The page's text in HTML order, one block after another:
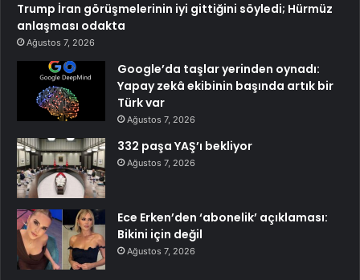
Trump İran görüşmelerinin iyi gittiğini söyledi; Hürmüz
anlaşması odakta
Ağustos 7, 2026
Google’da taşlar yerinden oynadı:
Yapay zekâ ekibinin başında artık bir
Türk var
Ağustos 7, 2026
332 paşa YAŞ’ı bekliyor
Ağustos 7, 2026
Ece Erken’den ‘abonelik’ açıklaması:
Bikini için değil
Ağustos 7, 2026